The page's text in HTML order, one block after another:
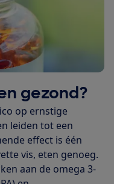
gezond?
op ernstige
leiden tot een
effect is één
vis, eten genoeg.
aan de omega 3-